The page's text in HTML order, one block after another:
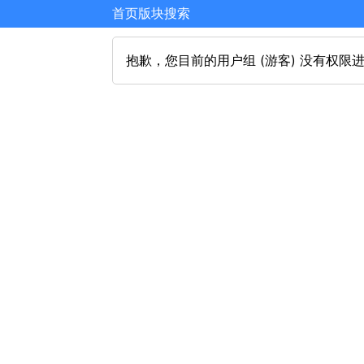
首页版块搜索
抱歉，您目前的用户组 (游客) 没有权限